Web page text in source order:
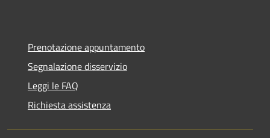
Prenotazione appuntamento
Segnalazione disservizio
Leggi le FAQ
Richiesta assistenza